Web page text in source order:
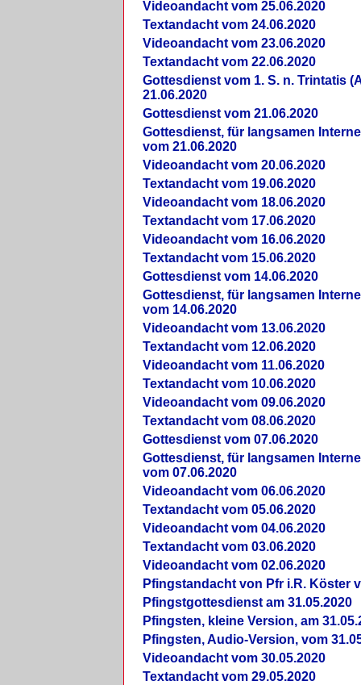
Videoandacht vom 25.06.2020
Textandacht vom 24.06.2020
Videoandacht vom 23.06.2020
Textandacht vom 22.06.2020
Gottesdienst vom 1. S. n. Trintatis
21.06.2020
Gottesdienst vom 21.06.2020
Gottesdienst, für langsamen
vom 21.06.2020
Videoandacht vom 20.06.2020
Textandacht vom 19.06.2020
Videoandacht vom 18.06.2020
Textandacht vom 17.06.2020
Videoandacht vom 16.06.2020
Textandacht vom 15.06.2020
Gottesdienst vom 14.06.2020
Gottesdienst, für langsamen
vom 14.06.2020
Videoandacht vom 13.06.2020
Textandacht vom 12.06.2020
Videoandacht vom 11.06.2020
Textandacht vom 10.06.2020
Videoandacht vom 09.06.2020
Textandacht vom 08.06.2020
Gottesdienst vom 07.06.2020
Gottesdienst, für langsamen
vom 07.06.2020
Videoandacht vom 06.06.2020
Textandacht vom 05.06.2020
Videoandacht vom 04.06.2020
Textandacht vom 03.06.2020
Videoandacht vom 02.06.2020
Pfingstandacht von Pfr i.R. Köster
Pfingstgottesdienst am 31.05.2020
Pfingsten, kleine Version, am
Pfingsten, Audio-Version, vom
Videoandacht vom 30.05.2020
Textandacht vom 29.05.2020